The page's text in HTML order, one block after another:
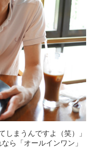
しまうんですよ（笑）」
ら「オールインワン」